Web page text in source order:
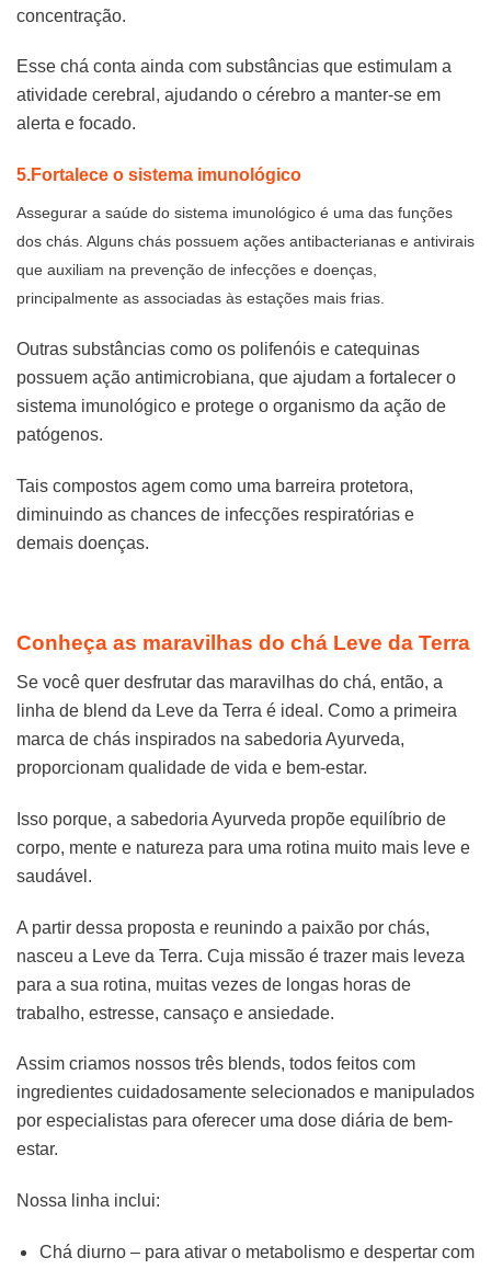
concentração.
Esse chá conta ainda com substâncias que estimulam a
atividade cerebral, ajudando o cérebro a manter-se em
alerta e focado.
5.Fortalece o sistema imunológico
Assegurar a saúde do sistema imunológico é uma das funções
dos chás. Alguns chás possuem ações antibacterianas e antivirais
que auxiliam na prevenção de infecções e doenças,
principalmente as associadas às estações mais frias.
Outras substâncias como os polifenóis e catequinas
possuem ação antimicrobiana, que ajudam a fortalecer o
sistema imunológico e protege o organismo da ação de
patógenos.
Tais compostos agem como uma barreira protetora,
diminuindo as chances de infecções respiratórias e
demais doenças.
Conheça as maravilhas do chá Leve da Terra
Se você quer desfrutar das maravilhas do chá, então, a
linha de blend da Leve da Terra é ideal. Como a primeira
marca de chás inspirados na sabedoria Ayurveda,
proporcionam qualidade de vida e bem-estar.
Isso porque, a sabedoria Ayurveda propõe equilíbrio de
corpo, mente e natureza para uma rotina muito mais leve e
saudável.
A partir dessa proposta e reunindo a paixão por chás,
nasceu a Leve da Terra. Cuja missão é trazer mais leveza
para a sua rotina, muitas vezes de longas horas de
trabalho, estresse, cansaço e ansiedade.
Assim criamos nossos três blends, todos feitos com
ingredientes cuidadosamente selecionados e manipulados
por especialistas para oferecer uma dose diária de bem-
estar.
Nossa linha inclui:
Chá diurno – para ativar o metabolismo e despertar com